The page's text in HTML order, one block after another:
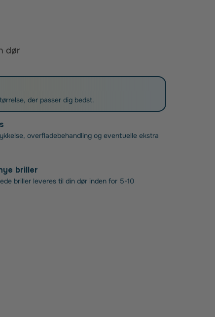
dør
der passer dig bedst.
overfladebehandling og eventuelle ekstra
briller
briller leveres til din dør inden for 5-10